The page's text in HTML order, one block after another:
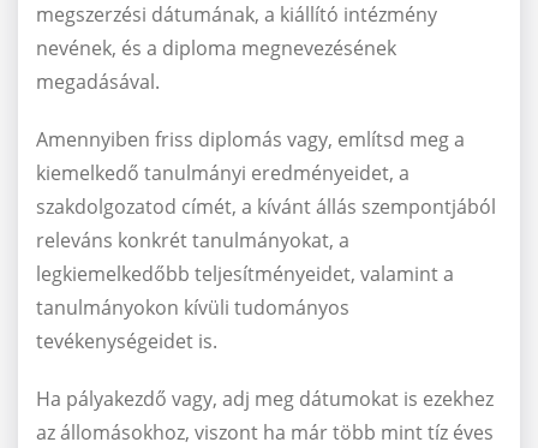
megszerzési dátumának, a kiállító intézmény
nevének, és a diploma megnevezésének
megadásával.
Amennyiben friss diplomás vagy, említsd meg a
kiemelkedő tanulmányi eredményeidet, a
szakdolgozatod címét, a kívánt állás szempontjából
releváns konkrét tanulmányokat, a
legkiemelkedőbb teljesítményeidet, valamint a
tanulmányokon kívüli tudományos
tevékenységeidet is.
Ha pályakezdő vagy, adj meg dátumokat is ezekhez
az állomásokhoz, viszont ha már több mint tíz éves